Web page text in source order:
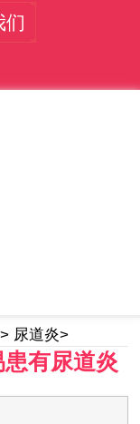
们
> 尿道炎>
有尿道炎